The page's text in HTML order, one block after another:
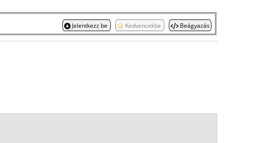
Jelentkezz be Kedvencekbe Beágyazás